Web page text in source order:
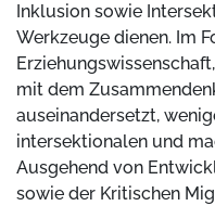
Inklusion sowie
Werkzeuge dienen. Im
mit dem
auseinandersetzt,
intersektionalen und
Ausgehend von
sowie der Kritischen